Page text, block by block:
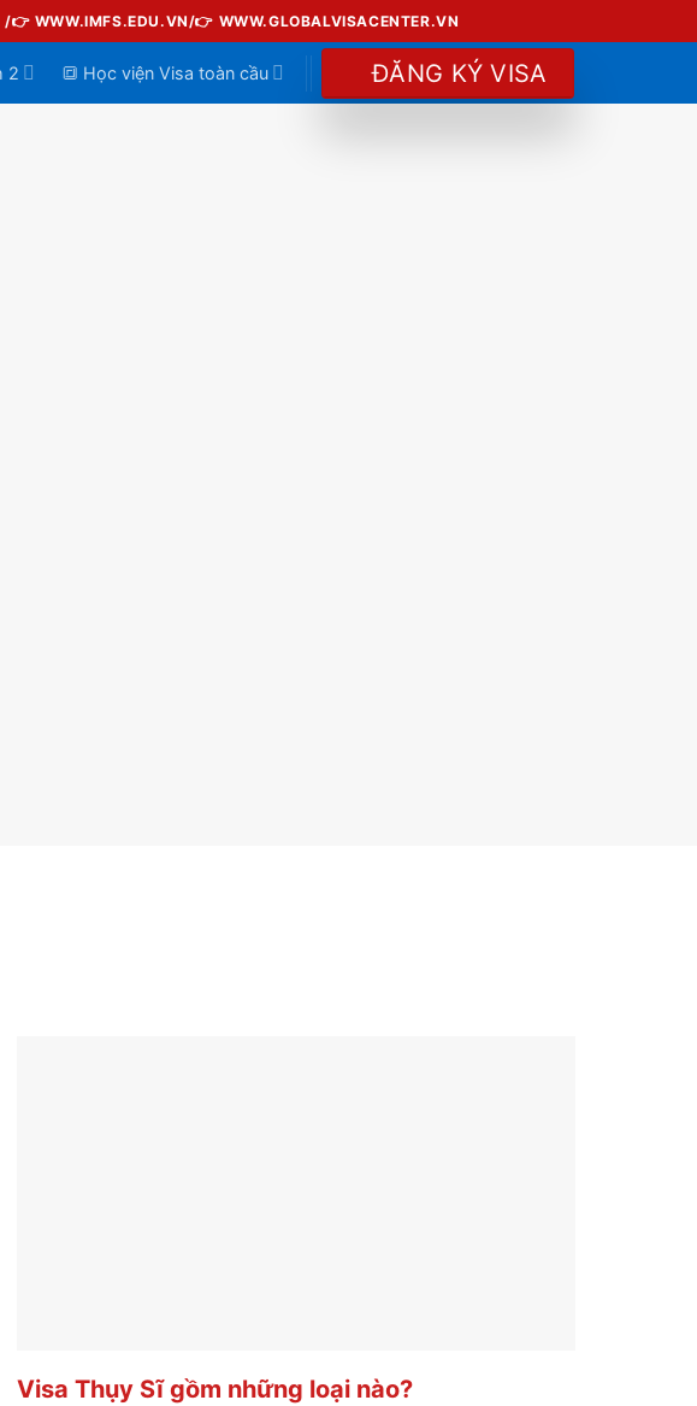
👉 WWW.IMFS.EDU.VN/👉 WWW.GLOBALVISACENTER.VN
2 🔳 Học viện Visa toàn cầu ĐĂNG KÝ VISA
Visa Thụy Sĩ gồm những loại nào?